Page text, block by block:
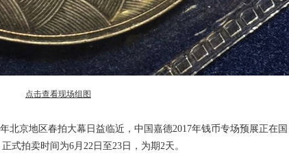
点击查看现场组图
北京地区春拍大幕日益临近，中国嘉德2017年钱币专场预展正在国
式拍卖时间为6月22日至23日，为期2天。